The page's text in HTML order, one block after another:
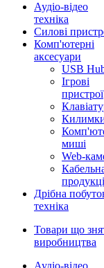
Аудіо-відео
техніка
Силові
Комп'ютерні
аксесуари
USB
Ігрові
пристрої
миші
Web-
Дрібна
техніка
Товари що
виробництва
Аудіо-відео